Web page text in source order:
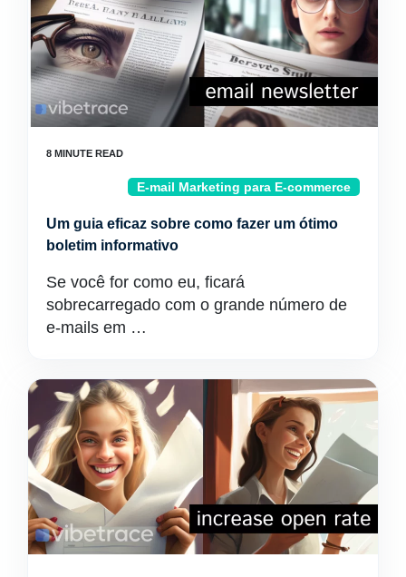
E-mail Marketing para E-commerce
Um guia eficaz sobre como fazer um ótimo
boletim informativo
Se você for como eu, ficará
sobrecarregado com o grande número de
e-mails em …